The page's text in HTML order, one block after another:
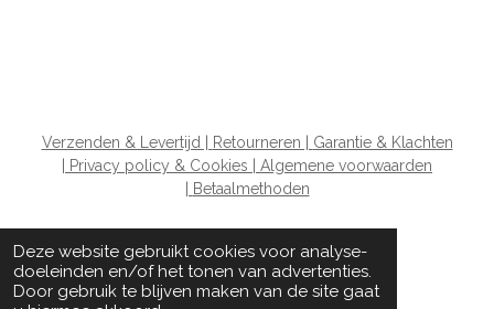
Deze website gebruikt cookies voor analyse-
doeleinden en/of het tonen van advertenties.
Door gebruik te blijven maken van de site gaat
Verzenden & Levertijd | Retourneren | Garantie & Klachten
Privacy policy & Cookies | Algemene voorwaarden
Betaalmethoden
© 2020 - 2026 The Wardrobe ladies
Powered by JouwWeb